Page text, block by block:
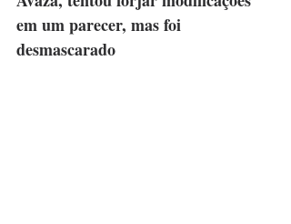
em um parecer, mas foi
desmascarado